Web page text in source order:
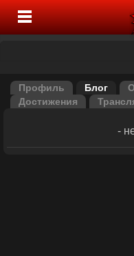
Профиль Блог
Достижения
-